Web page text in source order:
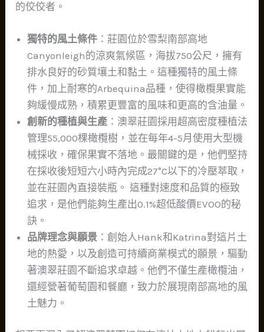
的佼佼者。
獨特的風土條件 ：莊園位於雪梨南部高地
Canyonleigh的涼爽氣候區，海拔750公尺，擁有
排水良好的砂質壤土和黏土。這種獨特的風土條
件，加上耐寒的Arbequina品種，使得橄欖果實能
夠緩慢成熟，積累更豐富的風味和更高的含油量。
創新的種植與生產 ：澳翠莊園採用超高密度種植法
管理55,000棵橄欖樹，並在每年4-5月使用大型機
械採收，確保果實不落地。最關鍵的是，他們堅持
在採收後短短六小時內完成27°C以下的冷壓萃取，
並在莊園內直接裝瓶。 這種對速度和品質的極致
追求，是他們能夠生產出0.1%超低酸價EVOO的秘
訣。
品牌理念與願景 ：創始人Hank和Katrina對這片土
地的熱愛，以及創造可持續商業模式的願景，驅動
著澳翠莊園不斷追求卓越。他們不僅生產橄欖油，
還經營著葡萄園和餐廳，致力於展現南部高地的風
土魅力。